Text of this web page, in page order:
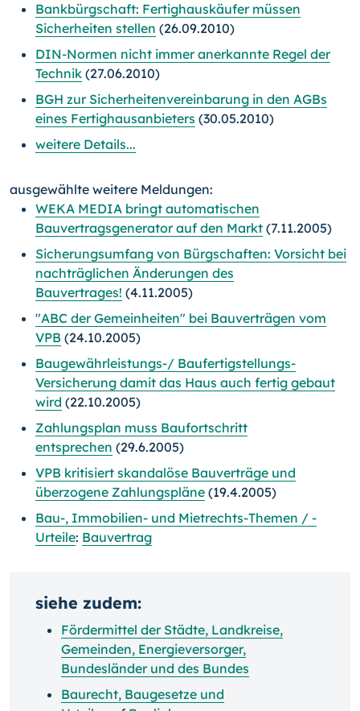
Bankbürgschaft: Fertighauskäufer müssen
Sicherheiten stellen (26.09.2010)
DIN-Normen nicht immer anerkannte Regel der
Technik (27.06.2010)
BGH zur Sicherheitenvereinbarung in den AGBs
eines Fertighausanbieters (30.05.2010)
weitere Details...
ausgewählte weitere Meldungen:
WEKA MEDIA bringt automatischen
Bauvertragsgenerator auf den Markt (7.11.2005)
Sicherungsumfang von Bürgschaften: Vorsicht bei
nachträglichen Änderungen des
Bauvertrages! (4.11.2005)
"ABC der Gemeinheiten" bei Bauverträgen vom
VPB (24.10.2005)
Baugewährleistungs-/ Baufertigstellungs-
Versicherung damit das Haus auch fertig gebaut
wird (22.10.2005)
Zahlungsplan muss Baufortschritt
entsprechen (29.6.2005)
VPB kritisiert skandalöse Bauverträge und
überzogene Zahlungspläne (19.4.2005)
Bau-, Immobilien- und Mietrechts-Themen / -
Urteile: Bauvertrag
siehe zudem:
Fördermittel der Städte, Landkreise,
Gemeinden, Energieversorger,
Bundesländer und des Bundes
Baurecht, Baugesetze und